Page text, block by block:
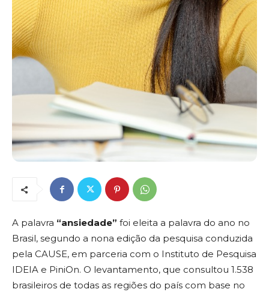
A palavra “ansiedade” foi eleita a palavra do ano no
Brasil, segundo a nona edição da pesquisa conduzida
pela CAUSE, em parceria com o Instituto de Pesquisa
IDEIA e PiniOn. O levantamento, que consultou 1.538
brasileiros de todas as regiões do país com base no